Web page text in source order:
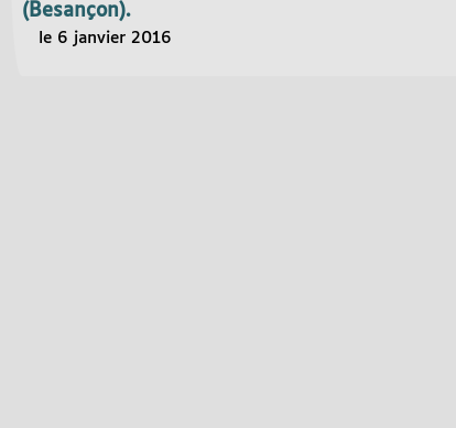
(Besançon).
le 6 janvier 2016